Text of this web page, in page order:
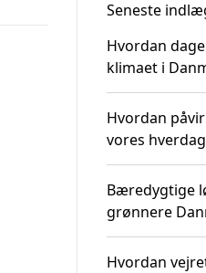
Seneste
Hvordan
klimaet i
Hvordan
vores
Bæredygtige
grønnere
Hvordan